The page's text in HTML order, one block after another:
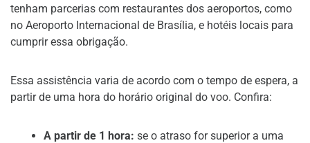
tenham parcerias com restaurantes dos aeroportos, como
no Aeroporto Internacional de Brasília, e hotéis locais para
cumprir essa obrigação.
Essa assistência varia de acordo com o tempo de espera, a
partir de uma hora do horário original do voo. Confira:
A partir de 1 hora: se o atraso for superior a uma